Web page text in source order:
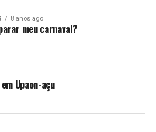
8 anos ago
meu carnaval?
Upaon-açu